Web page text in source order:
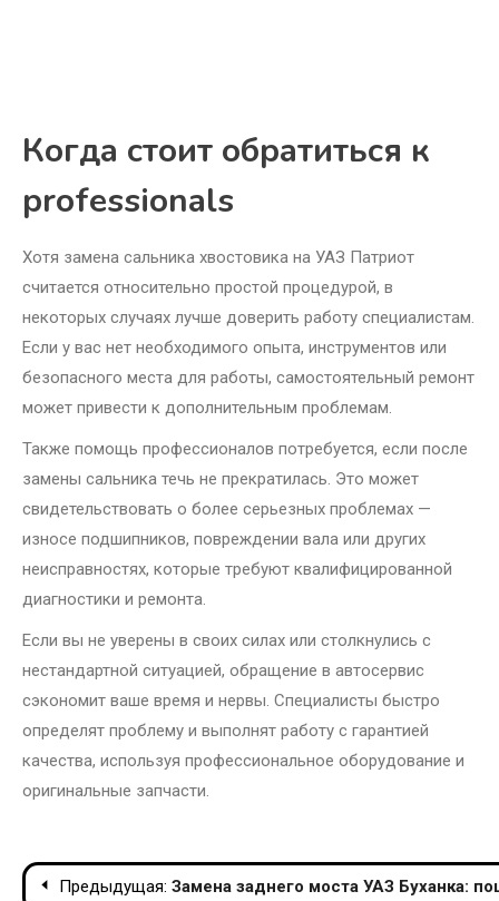
Когда стоит обратиться к
professionals
Хотя замена сальника хвостовика на УАЗ Патриот
считается относительно простой процедурой, в
некоторых случаях лучше доверить работу специалистам.
Если у вас нет необходимого опыта, инструментов или
безопасного места для работы, самостоятельный ремонт
может привести к дополнительным проблемам.
Также помощь профессионалов потребуется, если после
замены сальника течь не прекратилась. Это может
свидетельствовать о более серьезных проблемах —
износе подшипников, повреждении вала или других
неисправностях, которые требуют квалифицированной
диагностики и ремонта.
Если вы не уверены в своих силах или столкнулись с
нестандартной ситуацией, обращение в автосервис
сэкономит ваше время и нервы. Специалисты быстро
определят проблему и выполнят работу с гарантией
качества, используя профессиональное оборудование и
оригинальные запчасти.
Навигация
Предыдущая: Замена заднего моста УАЗ Буханка: